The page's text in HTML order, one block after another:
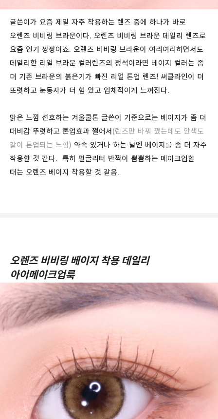
글쓴이가 요즘 제일 자주 착용하는 렌즈 중에 하나가 바로
오렌즈 비비링 브라운이다. 오렌즈 비비링 브라운 데일리 렌즈로
요즘 인기 짱짱이죠. 오렌즈 비비링 브라운이 여리여리하면서도
데일리한 리얼 브라운 컬러렌즈의 정석이라면 베이지 컬러는 좀
더 기존 브라운의 붉은기가 빠진 리얼 톤업 렌즈! 써클라인이 더
또렷하고 눈동자가 더 힘 있고 입체적이게 느껴진다.
맑은 느낌 선호하는 겨울쿨톤 글쓴이 기준으로는 베이지가 좀 더
대비감 뚜렷하고 톤업효과 쩔어서(렌즈만 바꿔 꼈는데도 안색도
같이 톤업되는 느낌) 약속 있거나 하는 날엔 베이지를 좀 더 자주
착용할 것 같다. 특히 펄글리터 반짝이 뿜뿜하는 메이크업할
때는 오렌즈 베이지 착용할 것 같음.
오렌즈 비비링 베이지 착용 데일리
아이메이크업룩